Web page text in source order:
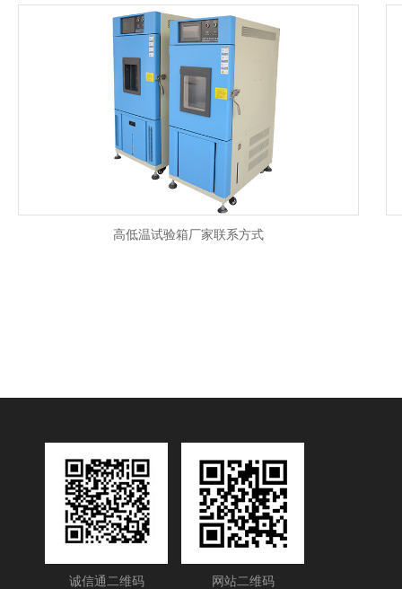
高低温试验箱厂家联系方式
诚信通二维码 网站二维码